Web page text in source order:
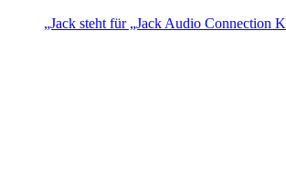
„Jack steht für „Jack Audio Connection